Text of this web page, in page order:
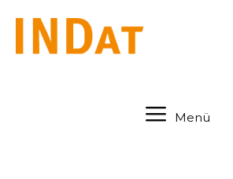
springen
Menü